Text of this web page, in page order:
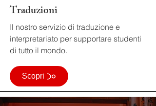
Traduzioni
Il nostro servizio di traduzione e
interpretariato per supportare studenti
di tutto il mondo.
Scopri